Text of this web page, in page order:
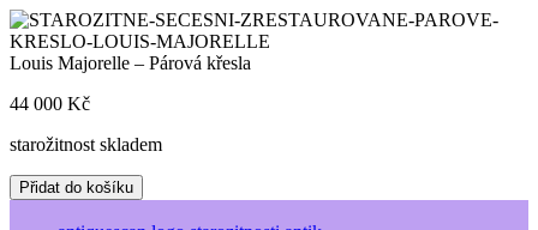
Skip
to
content
Louis Majorelle – Párová křesla
44 000 Kč
starožitnost skladem
Louis
Majorelle
Přidat do košíku